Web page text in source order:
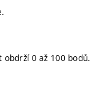
obdrží 0 až 100 bodů.